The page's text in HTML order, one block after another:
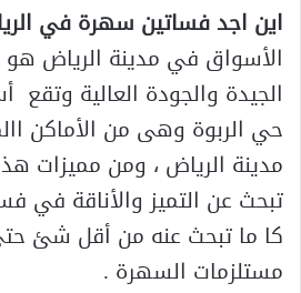
اين اجد فساتين سهرة في
الأسواق في مدينة الرياض هو
الجيدة والجودة العالية
حي الربوة وهى من الأماكن
مدينة الرياض ، ومن مميزات
تبحث عن التميز والأناقة في
كا ما تبحث عنه من أقل شئ
مستلزمات السهرة .